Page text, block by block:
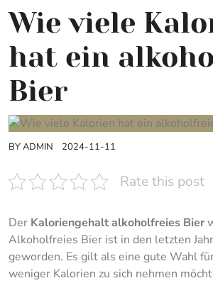
Wie viele
hat ein
Bier
BYADMIN 2024-11-11
Rate this post
Der Kaloriengehalt alkoholfreies Bier
Alkoholfreies Bier ist in den letzten
geworden. Es gilt als eine gute Wahl
weniger Kalorien zu sich nehmen